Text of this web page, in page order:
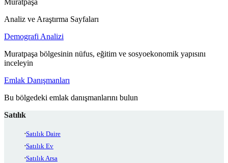
Analiz ve Araştırma Sayfaları
Demografi Analizi
Muratpaşa bölgesinin nüfus, eğitim ve sosyoekonomik yapısını
inceleyin
Emlak Danışmanları
Bu bölgedeki emlak danışmanlarını bulun
Satılık
Satılık Daire
Satılık Ev
Satılık Arsa